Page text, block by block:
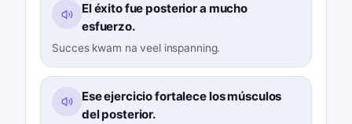
El éxito fue posterior a mucho
esfuerzo.
Succes kwam na veel inspanning.
Ese ejercicio fortalece los músculos
del posterior.